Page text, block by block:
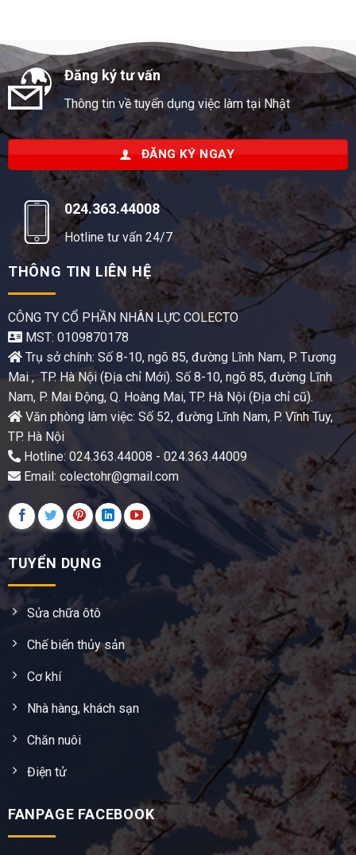
Đăng ký tư vấn
Thông tin về tuyển dụng việc làm tại Nhật
ĐĂNG KÝ NGAY
024.363.44008
Hotline tư vấn 24/7
THÔNG TIN LIÊN HỆ
CÔNG TY CỔ PHẦN NHÂN LỰC COLECTO
MST: 0109870178
Trụ sở chính: Số 8-10, ngõ 85, đường Lĩnh Nam, P. Tương
Mai , TP. Hà Nội (Địa chỉ Mới). Số 8-10, ngõ 85, đường Lĩnh
Nam, P. Mai Động, Q. Hoàng Mai, TP. Hà Nội (Địa chỉ cũ).
Văn phòng làm việc: Số 52, đường Lĩnh Nam, P. Vĩnh Tuy,
TP. Hà Nội
Hotline: 024.363.44008 - 024.363.44009
Email: colectohr@gmail.com
TUYỂN DỤNG
Sửa chữa ôtô
Chế biến thủy sản
Cơ khí
Nhà hàng, khách sạn
Chăn nuôi
Điện tử
FANPAGE FACEBOOK